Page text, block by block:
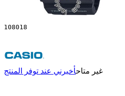
108018
غير متاحأخبرني عند توفر المنتج